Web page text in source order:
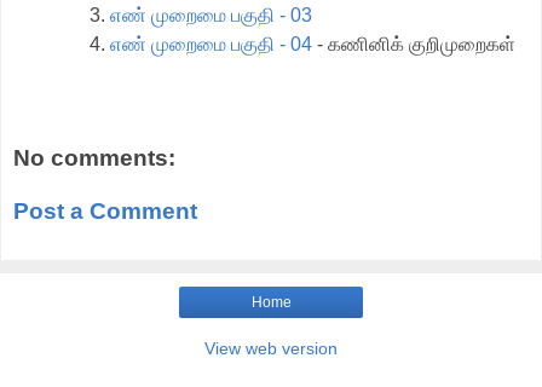
எண் முறைமை பகுதி - 03
எண் முறைமை பகுதி - 04 - கணினிக் குறிமுறைகள்
No comments:
Post a Comment
Home
View web version